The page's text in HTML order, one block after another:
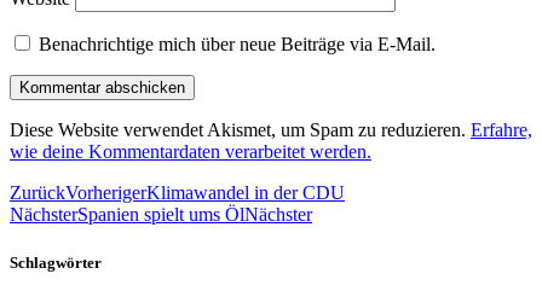
Benachrichtige mich über neue Beiträge via E-Mail.
Diese Website verwendet Akismet, um Spam zu reduzieren. Erfahre,
wie deine Kommentardaten verarbeitet werden.
ZurückVorherigerKlimawandel in der CDU
NächsterSpanien spielt ums ÖlNächster
Schlagwörter